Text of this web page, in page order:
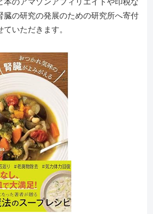
本のアマゾンアフィリエイトや印税な
臓の研究の発展のための研究所へ寄付
ていただきます。